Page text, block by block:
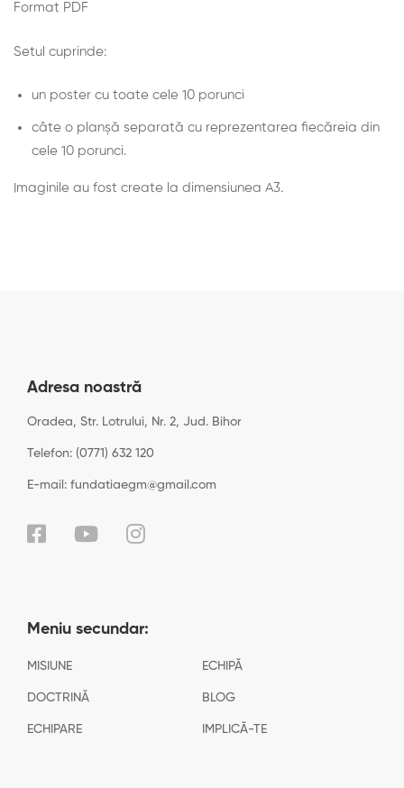
Format PDF
Setul cuprinde:
un poster cu toate cele 10 porunci
câte o planșă separată cu reprezentarea fiecăreia din
cele 10 porunci.
Imaginile au fost create la dimensiunea A3.
Adresa noastră
Oradea, Str. Lotrului, Nr. 2, Jud. Bihor
Telefon: (0771) 632 120
E-mail: fundatiaegm@gmail.com
Meniu secundar:
MISIUNE ECHIPĂ
DOCTRINĂ BLOG
ECHIPARE IMPLICĂ-TE